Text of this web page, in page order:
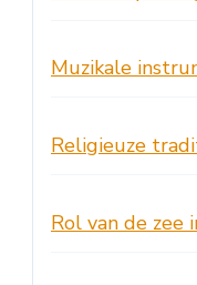
Muzikale
Religieuze
Rol van de zee